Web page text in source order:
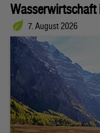
Wasserwirtschaft
7. August 2026